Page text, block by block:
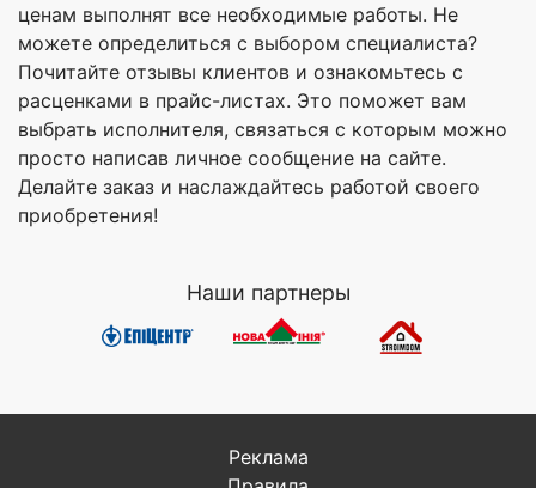
ценам выполнят все необходимые работы. Не
можете определиться с выбором специалиста?
Почитайте отзывы клиентов и ознакомьтесь с
расценками в прайс-листах. Это поможет вам
выбрать исполнителя, связаться с которым можно
просто написав личное сообщение на сайте.
Делайте заказ и наслаждайтесь работой своего
приобретения!
Наши партнеры
Реклама